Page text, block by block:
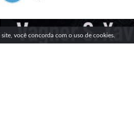
você concorda com o uso de cookies.